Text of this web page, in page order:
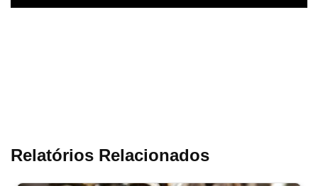
Relatórios Relacionados